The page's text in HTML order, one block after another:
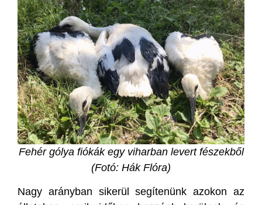
Fehér gólya fiókák egy viharban levert fészekből
(Fotó: Hák Flóra)
Nagy arányban sikerül segítenünk azokon az